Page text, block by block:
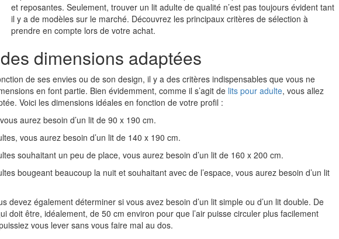
et reposantes. Seulement, trouver un lit adulte de qualité n’est pas toujours évident tant
il y a de modèles sur le marché. Découvrez les principaux critères de sélection à
prendre en compte lors de votre achat.
dimensions adaptées
de ses envies ou de son design, il y a des critères indispensables que vous ne
en font partie. Bien évidemment, comme il s’agit de lits pour adulte, vous allez
Voici les dimensions idéales en fonction de votre profil :
aurez besoin d’un lit de 90 x 190 cm.
vous aurez besoin d’un lit de 140 x 190 cm.
un peu de place, vous aurez besoin d’un lit de 160 x 200 cm.
beaucoup la nuit et souhaitant avec de l’espace, vous aurez besoin d’un lit
devez également déterminer si vous avez besoin d’un lit simple ou d’un lit double. De
doit être, idéalement, de 50 cm environ pour que l’air puisse circuler plus facilement
vous lever sans vous faire mal au dos.